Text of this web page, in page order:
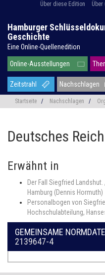
Über diese Edition Über
Hamburger
Geschichte
Eine Online-Quellenedition
Online-Ausstellungen
Zeitstrahl Nachschlagen
Startseite / Nachschlagen /
Deutsches
Erwähnt in
Der Fall Siegfried
Hamburg (Dennis Hormuth)
Personalbogen von
Hochschulabteilung,
GEMEINSAME
2139647-4